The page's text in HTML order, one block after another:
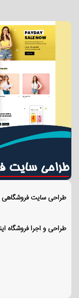
طراحی سایت فروشگاهی
طراحی و اجرا فروشگاه